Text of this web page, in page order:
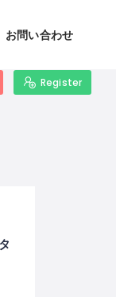
お問い合わせ
Register